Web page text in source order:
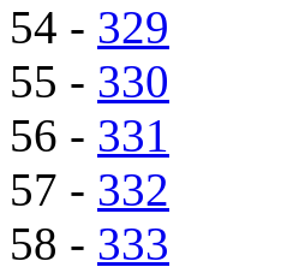
54 - 329
55 - 330
56 - 331
57 - 332
58 - 333